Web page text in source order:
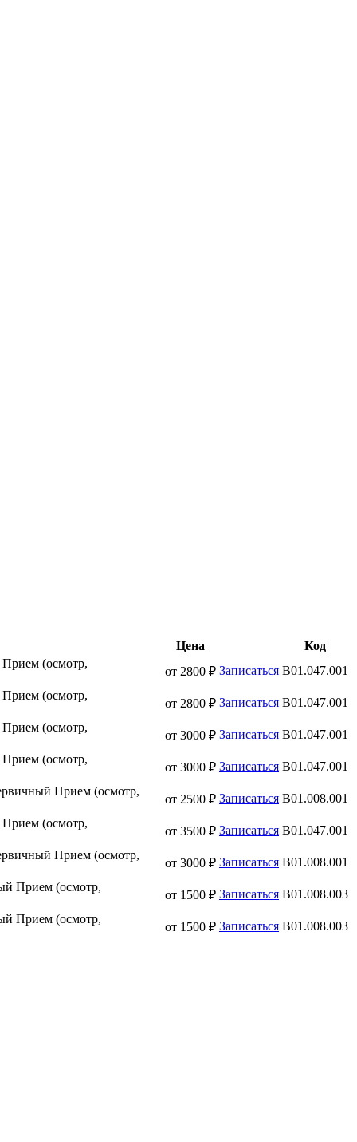
Цена
Код
Прием (осмотр,
от 2800 ₽ Записаться B01.047.001
Прием (осмотр,
от 2800 ₽ Записаться B01.047.001
Прием (осмотр,
от 3000 ₽ Записаться B01.047.001
Прием (осмотр,
от 3000 ₽ Записаться B01.047.001
Прием (осмотр,
от 2500 ₽ Записаться B01.008.001
Прием (осмотр,
от 3500 ₽ Записаться B01.047.001
Прием (осмотр,
от 3000 ₽ Записаться B01.008.001
Прием (осмотр,
от 1500 ₽ Записаться B01.008.003
Прием (осмотр,
от 1500 ₽ Записаться B01.008.003